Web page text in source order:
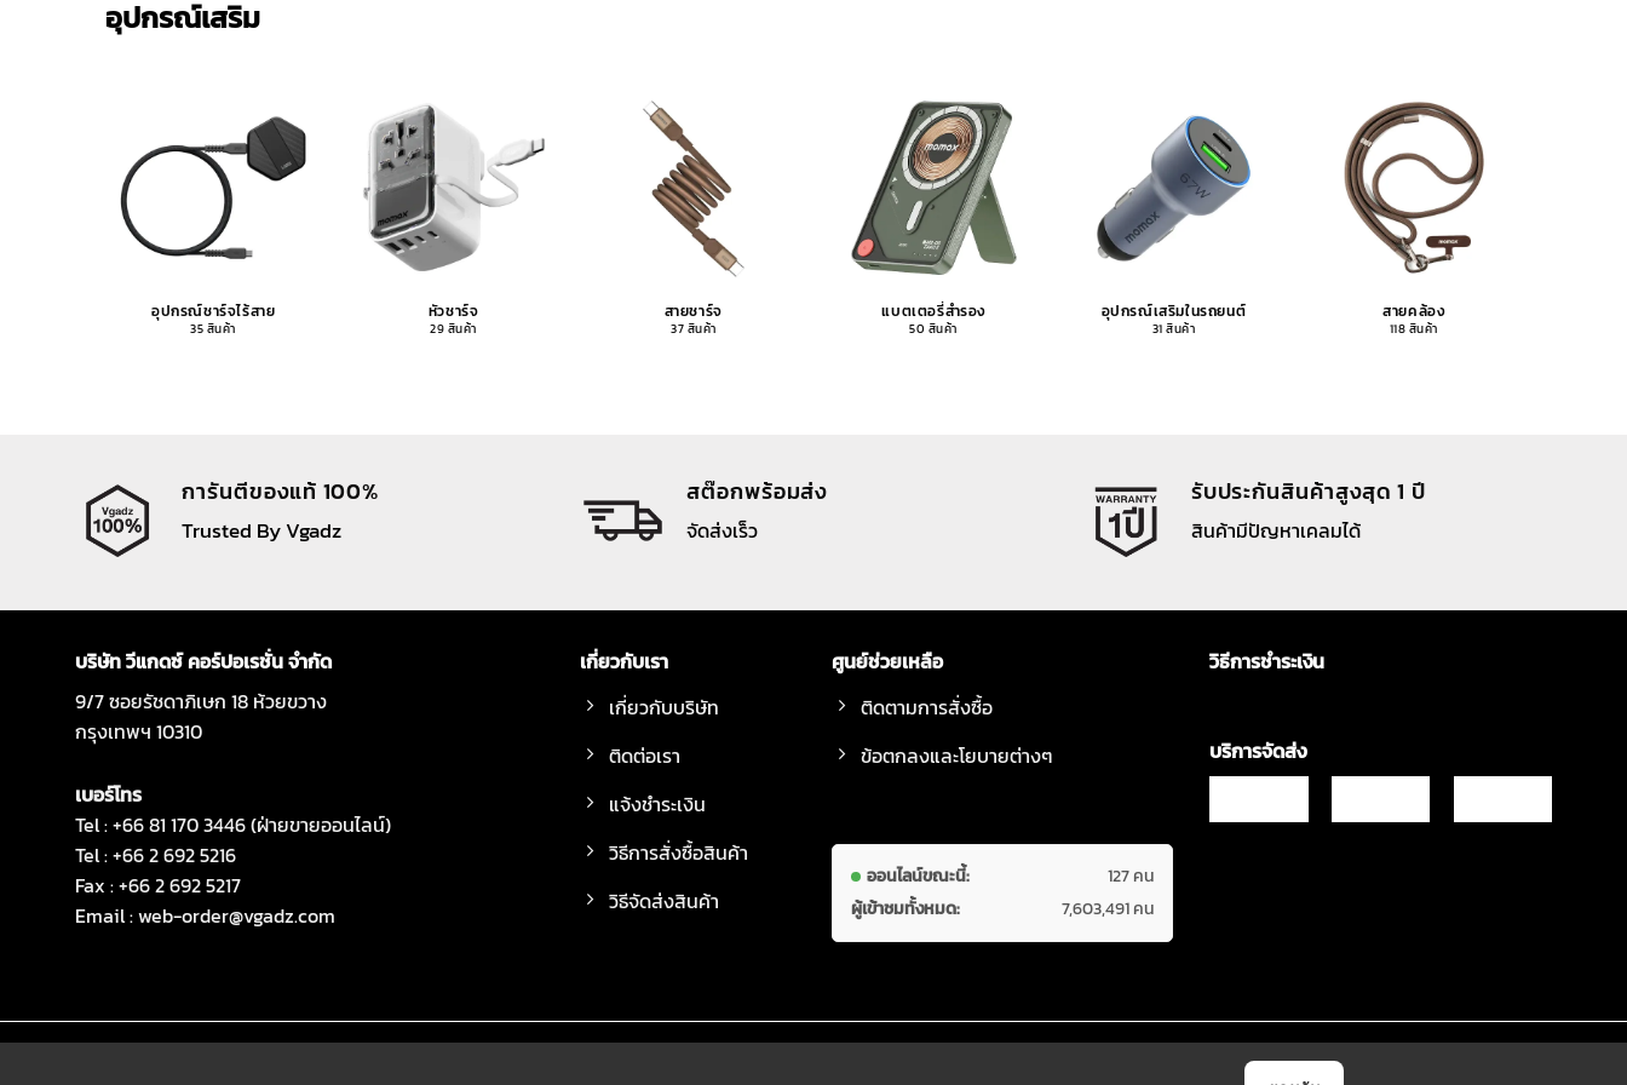
อุปกรณ์เสริม
อุปกรณ์ชาร์จไร้สาย
35 สินค้า
หัวชาร์จ
29 สินค้า
สายชาร์จ
37 สินค้า
แบตเตอรี่สำรอง
50 สินค้า
อุปกรณ์เสริมในรถยนต์
31 สินค้า
สายคล้อง
118 สินค้า
การันตีของแท้ 100%
Trusted By Vgadz
สต๊อกพร้อมส่ง
จัดส่งเร็ว
รับประกันสินค้าสูงสุด 1 ปี
สินค้ามีปัญหาเคลมได้
บริษัท วีแกดซ์ คอร์ปอเรชั่น จำกัด
9/7 ซอยรัชดาภิเษก 18 ห้วยขวาง
กรุงเทพฯ 10310
เบอร์โทร
Tel : +66 81 170 3446 (ฝ่ายขายออนไลน์)
Tel : +66 2 692 5216
Fax : +66 2 692 5217
Email :web-order@vgadz.com
เกี่ยวกับเรา
เกี่ยวกับบริษัท
ติดต่อเรา
แจ้งชำระเงิน
วิธีการสั่งซื้อสินค้า
วิธีจัดส่งสินค้า
ศูนย์ช่วยเหลือ
ติดตามการสั่งซื้อ
ข้อตกลงและโยบายต่างๆ
ออนไลน์ขณะนี้:
127 คน
ผู้เข้าชมทั้งหมด:
7,603,491 คน
วิธีการชำระเงิน
บริการจัดส่ง